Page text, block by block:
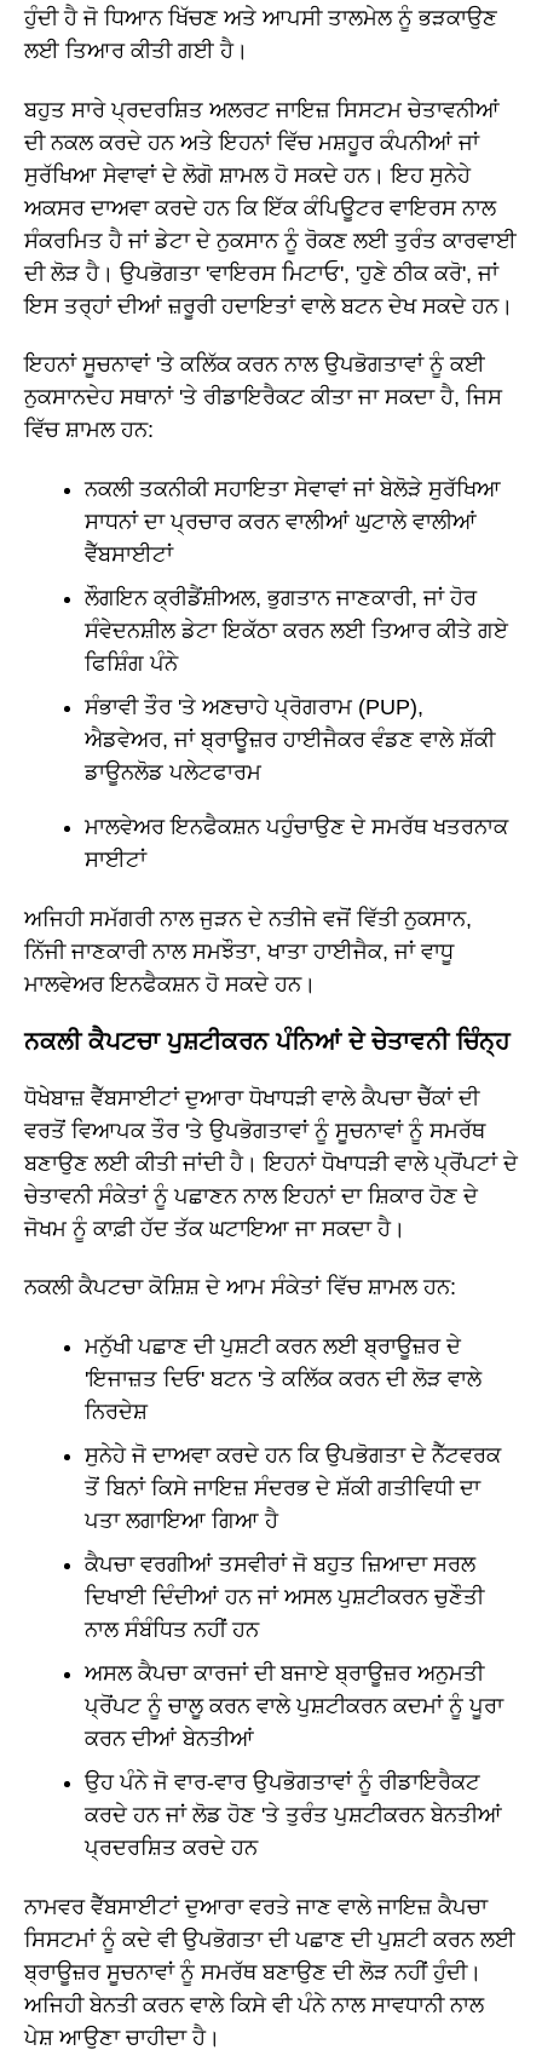
ਹੁੰਦੀ ਹੈ ਜੋ ਧਿਆਨ ਖਿੱਚਣ ਅਤੇ ਆਪਸੀ ਤਾਲਮੇਲ ਨੂੰ ਭੜਕਾਉਣ
ਲਈ ਤਿਆਰ ਕੀਤੀ ਗਈ ਹੈ।
ਬਹੁਤ ਸਾਰੇ ਪ੍ਰਦਰਸ਼ਿਤ ਅਲਰਟ ਜਾਇਜ਼ ਸਿਸਟਮ ਚੇਤਾਵਨੀਆਂ
ਦੀ ਨਕਲ ਕਰਦੇ ਹਨ ਅਤੇ ਇਹਨਾਂ ਵਿੱਚ ਮਸ਼ਹੂਰ ਕੰਪਨੀਆਂ ਜਾਂ
ਸੁਰੱਖਿਆ ਸੇਵਾਵਾਂ ਦੇ ਲੋਗੋ ਸ਼ਾਮਲ ਹੋ ਸਕਦੇ ਹਨ। ਇਹ ਸੁਨੇਹੇ
ਅਕਸਰ ਦਾਅਵਾ ਕਰਦੇ ਹਨ ਕਿ ਇੱਕ ਕੰਪਿਊਟਰ ਵਾਇਰਸ ਨਾਲ
ਸੰਕਰਮਿਤ ਹੈ ਜਾਂ ਡੇਟਾ ਦੇ ਨੁਕਸਾਨ ਨੂੰ ਰੋਕਣ ਲਈ ਤੁਰੰਤ ਕਾਰਵਾਈ
ਦੀ ਲੋੜ ਹੈ। ਉਪਭੋਗਤਾ 'ਵਾਇਰਸ ਮਿਟਾਓ', 'ਹੁਣੇ ਠੀਕ ਕਰੋ', ਜਾਂ
ਇਸ ਤਰ੍ਹਾਂ ਦੀਆਂ ਜ਼ਰੂਰੀ ਹਦਾਇਤਾਂ ਵਾਲੇ ਬਟਨ ਦੇਖ ਸਕਦੇ ਹਨ।
ਇਹਨਾਂ ਸੂਚਨਾਵਾਂ 'ਤੇ ਕਲਿੱਕ ਕਰਨ ਨਾਲ ਉਪਭੋਗਤਾਵਾਂ ਨੂੰ ਕਈ
ਨੁਕਸਾਨਦੇਹ ਸਥਾਨਾਂ 'ਤੇ ਰੀਡਾਇਰੈਕਟ ਕੀਤਾ ਜਾ ਸਕਦਾ ਹੈ, ਜਿਸ
ਵਿੱਚ ਸ਼ਾਮਲ ਹਨ:
ਨਕਲੀ ਤਕਨੀਕੀ ਸਹਾਇਤਾ ਸੇਵਾਵਾਂ ਜਾਂ ਬੇਲੋੜੇ ਸੁਰੱਖਿਆ
ਸਾਧਨਾਂ ਦਾ ਪ੍ਰਚਾਰ ਕਰਨ ਵਾਲੀਆਂ ਘੁਟਾਲੇ ਵਾਲੀਆਂ
ਵੈੱਬਸਾਈਟਾਂ
ਲੌਗਇਨ ਕ੍ਰੀਡੈਂਸ਼ੀਅਲ, ਭੁਗਤਾਨ ਜਾਣਕਾਰੀ, ਜਾਂ ਹੋਰ
ਸੰਵੇਦਨਸ਼ੀਲ ਡੇਟਾ ਇਕੱਠਾ ਕਰਨ ਲਈ ਤਿਆਰ ਕੀਤੇ ਗਏ
ਫਿਸ਼ਿੰਗ ਪੰਨੇ
ਸੰਭਾਵੀ ਤੌਰ 'ਤੇ ਅਣਚਾਹੇ ਪ੍ਰੋਗਰਾਮ (PUP),
ਐਡਵੇਅਰ, ਜਾਂ ਬ੍ਰਾਊਜ਼ਰ ਹਾਈਜੈਕਰ ਵੰਡਣ ਵਾਲੇ ਸ਼ੱਕੀ
ਡਾਊਨਲੋਡ ਪਲੇਟਫਾਰਮ
ਮਾਲਵੇਅਰ ਇਨਫੈਕਸ਼ਨ ਪਹੁੰਚਾਉਣ ਦੇ ਸਮਰੱਥ ਖਤਰਨਾਕ
ਸਾਈਟਾਂ
ਅਜਿਹੀ ਸਮੱਗਰੀ ਨਾਲ ਜੁੜਨ ਦੇ ਨਤੀਜੇ ਵਜੋਂ ਵਿੱਤੀ ਨੁਕਸਾਨ,
ਨਿੱਜੀ ਜਾਣਕਾਰੀ ਨਾਲ ਸਮਝੌਤਾ, ਖਾਤਾ ਹਾਈਜੈਕ, ਜਾਂ ਵਾਧੂ
ਮਾਲਵੇਅਰ ਇਨਫੈਕਸ਼ਨ ਹੋ ਸਕਦੇ ਹਨ।
ਨਕਲੀ ਕੈਪਟਚਾ ਪੁਸ਼ਟੀਕਰਨ ਪੰਨਿਆਂ ਦੇ ਚੇਤਾਵਨੀ ਚਿੰਨ੍ਹ
ਧੋਖੇਬਾਜ਼ ਵੈੱਬਸਾਈਟਾਂ ਦੁਆਰਾ ਧੋਖਾਧੜੀ ਵਾਲੇ ਕੈਪਚਾ ਚੈੱਕਾਂ ਦੀ
ਵਰਤੋਂ ਵਿਆਪਕ ਤੌਰ 'ਤੇ ਉਪਭੋਗਤਾਵਾਂ ਨੂੰ ਸੂਚਨਾਵਾਂ ਨੂੰ ਸਮਰੱਥ
ਬਣਾਉਣ ਲਈ ਕੀਤੀ ਜਾਂਦੀ ਹੈ। ਇਹਨਾਂ ਧੋਖਾਧੜੀ ਵਾਲੇ ਪ੍ਰੋਂਪਟਾਂ ਦੇ
ਚੇਤਾਵਨੀ ਸੰਕੇਤਾਂ ਨੂੰ ਪਛਾਣਨ ਨਾਲ ਇਹਨਾਂ ਦਾ ਸ਼ਿਕਾਰ ਹੋਣ ਦੇ
ਜੋਖਮ ਨੂੰ ਕਾਫ਼ੀ ਹੱਦ ਤੱਕ ਘਟਾਇਆ ਜਾ ਸਕਦਾ ਹੈ।
ਨਕਲੀ ਕੈਪਟਚਾ ਕੋਸ਼ਿਸ਼ ਦੇ ਆਮ ਸੰਕੇਤਾਂ ਵਿੱਚ ਸ਼ਾਮਲ ਹਨ:
ਮਨੁੱਖੀ ਪਛਾਣ ਦੀ ਪੁਸ਼ਟੀ ਕਰਨ ਲਈ ਬ੍ਰਾਊਜ਼ਰ ਦੇ
'ਇਜਾਜ਼ਤ ਦਿਓ' ਬਟਨ 'ਤੇ ਕਲਿੱਕ ਕਰਨ ਦੀ ਲੋੜ ਵਾਲੇ
ਨਿਰਦੇਸ਼
ਸੁਨੇਹੇ ਜੋ ਦਾਅਵਾ ਕਰਦੇ ਹਨ ਕਿ ਉਪਭੋਗਤਾ ਦੇ ਨੈੱਟਵਰਕ
ਤੋਂ ਬਿਨਾਂ ਕਿਸੇ ਜਾਇਜ਼ ਸੰਦਰਭ ਦੇ ਸ਼ੱਕੀ ਗਤੀਵਿਧੀ ਦਾ
ਪਤਾ ਲਗਾਇਆ ਗਿਆ ਹੈ
ਕੈਪਚਾ ਵਰਗੀਆਂ ਤਸਵੀਰਾਂ ਜੋ ਬਹੁਤ ਜ਼ਿਆਦਾ ਸਰਲ
ਦਿਖਾਈ ਦਿੰਦੀਆਂ ਹਨ ਜਾਂ ਅਸਲ ਪੁਸ਼ਟੀਕਰਨ ਚੁਣੌਤੀ
ਨਾਲ ਸੰਬੰਧਿਤ ਨਹੀਂ ਹਨ
ਅਸਲ ਕੈਪਚਾ ਕਾਰਜਾਂ ਦੀ ਬਜਾਏ ਬ੍ਰਾਊਜ਼ਰ ਅਨੁਮਤੀ
ਪ੍ਰੋਂਪਟ ਨੂੰ ਚਾਲੂ ਕਰਨ ਵਾਲੇ ਪੁਸ਼ਟੀਕਰਨ ਕਦਮਾਂ ਨੂੰ ਪੂਰਾ
ਕਰਨ ਦੀਆਂ ਬੇਨਤੀਆਂ
ਉਹ ਪੰਨੇ ਜੋ ਵਾਰ-ਵਾਰ ਉਪਭੋਗਤਾਵਾਂ ਨੂੰ ਰੀਡਾਇਰੈਕਟ
ਕਰਦੇ ਹਨ ਜਾਂ ਲੋਡ ਹੋਣ 'ਤੇ ਤੁਰੰਤ ਪੁਸ਼ਟੀਕਰਨ ਬੇਨਤੀਆਂ
ਪ੍ਰਦਰਸ਼ਿਤ ਕਰਦੇ ਹਨ
ਨਾਮਵਰ ਵੈੱਬਸਾਈਟਾਂ ਦੁਆਰਾ ਵਰਤੇ ਜਾਣ ਵਾਲੇ ਜਾਇਜ਼ ਕੈਪਚਾ
ਸਿਸਟਮਾਂ ਨੂੰ ਕਦੇ ਵੀ ਉਪਭੋਗਤਾ ਦੀ ਪਛਾਣ ਦੀ ਪੁਸ਼ਟੀ ਕਰਨ ਲਈ
ਬ੍ਰਾਊਜ਼ਰ ਸੂਚਨਾਵਾਂ ਨੂੰ ਸਮਰੱਥ ਬਣਾਉਣ ਦੀ ਲੋੜ ਨਹੀਂ ਹੁੰਦੀ।
ਅਜਿਹੀ ਬੇਨਤੀ ਕਰਨ ਵਾਲੇ ਕਿਸੇ ਵੀ ਪੰਨੇ ਨਾਲ ਸਾਵਧਾਨੀ ਨਾਲ
ਪੇਸ਼ ਆਉਣਾ ਚਾਹੀਦਾ ਹੈ।